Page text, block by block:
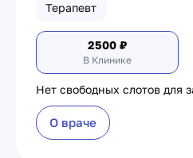
Терапевт
2500 ₽
В Клинике
Нет свободных слотов для
О враче